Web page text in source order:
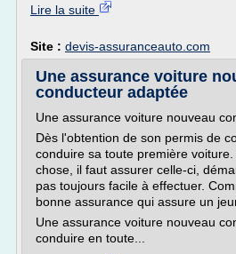
Lire la suite
Site : devis-assuranceauto.com
Une assurance voiture
conducteur adaptée
Une assurance voiture nouveau
Dès l'obtention de son permis de
conduire sa toute première
chose, il faut assurer celle-ci,
pas toujours facile à effectuer.
bonne assurance qui assure un
Une assurance voiture nouveau
conduire en toute...